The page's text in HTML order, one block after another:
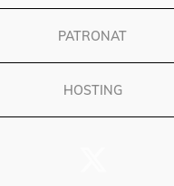
PATRONAT
HOSTING